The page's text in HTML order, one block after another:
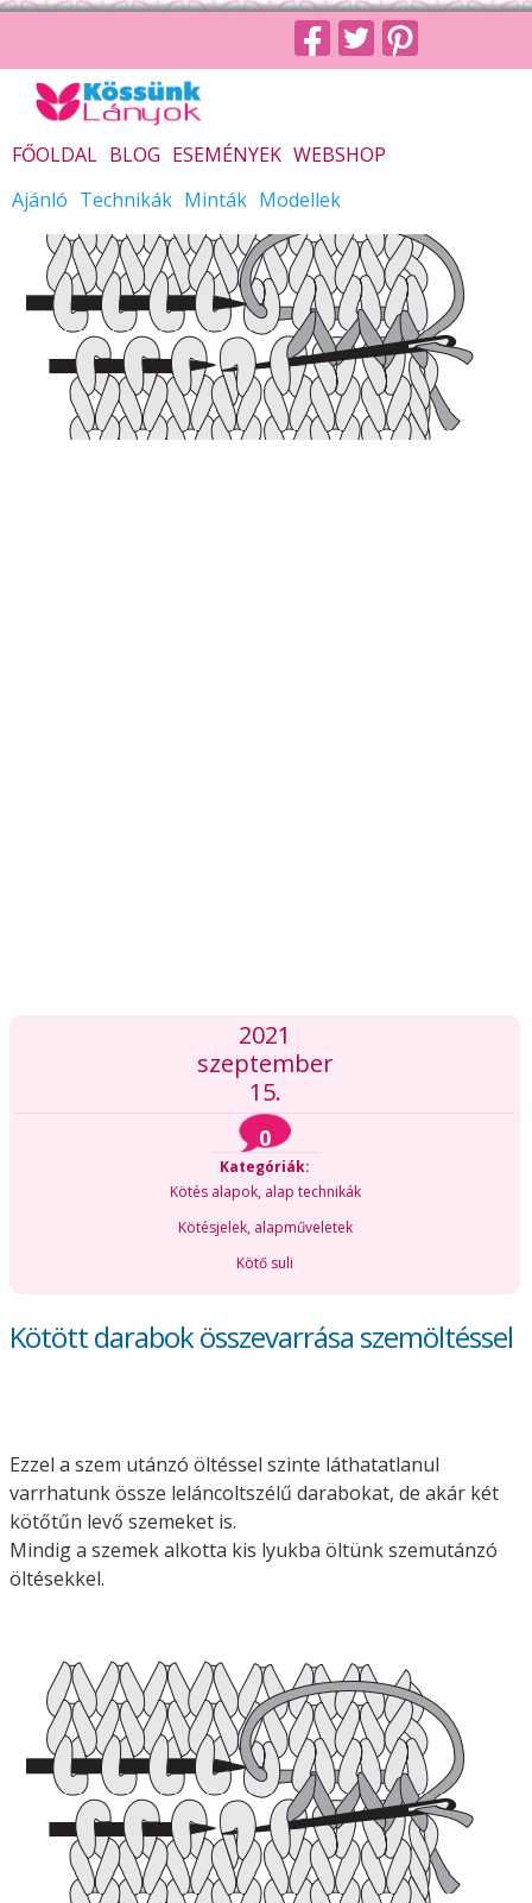
FŐOLDAL BLOG ESEMÉNYEK WEBSHOP
Ajánló Technikák Minták Modellek
2021
szeptember
15.
0
Kategóriák:
Kötés alapok, alap technikák
Kötésjelek, alapműveletek
Kötő suli
Kötött darabok összevarrása szemöltéssel
Ezzel a szem utánzó öltéssel szinte láthatatlanul
varrhatunk össze leláncoltszélű darabokat, de akár két
kötőtűn levő szemeket is.
Mindig a szemek alkotta kis lyukba öltünk szemutánzó
öltésekkel.